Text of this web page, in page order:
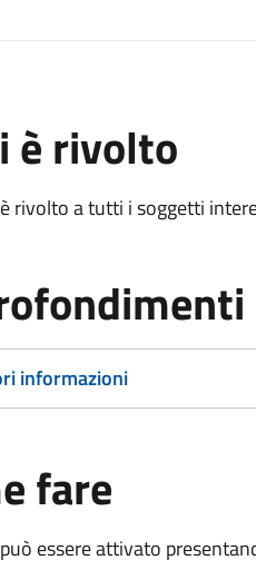
è rivolto
rivolto a tutti i soggetti
informazioni
fare
essere attivato